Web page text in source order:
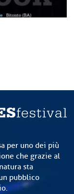
per uno dei più
che grazie al
sta
pubblico